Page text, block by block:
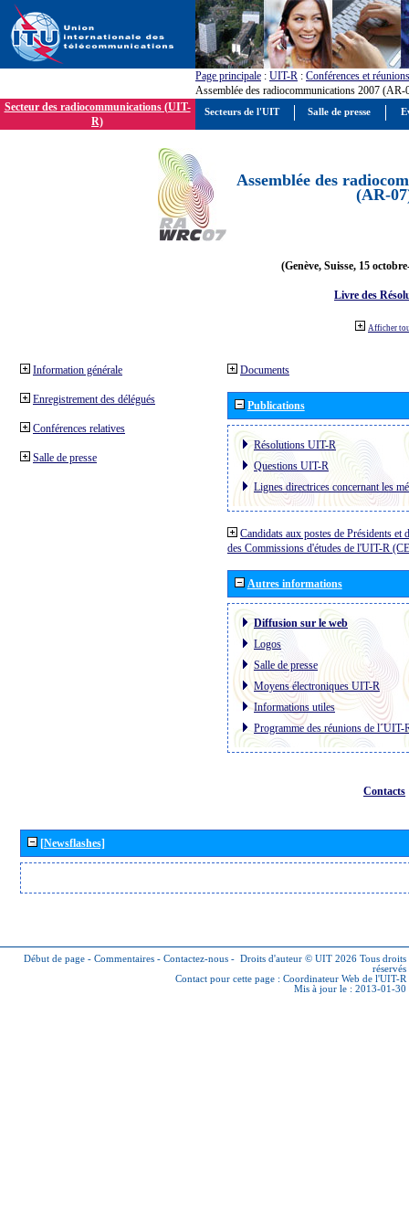
Page principale : UIT-R : Conférences et réunions
Assemblée des radiocommunications 2007 (AR-
Secteur des radiocommunications (UIT-
R)
Assemblée des
(AR-
(Genève, Suisse, 15
Livre des
Afficher
Information générale
Enregistrement des délégués
Conférences relatives
Salle de presse
Documents
Publications
Résolutions UIT-R
Questions UIT-R
Lignes directrices concernant les
Candidats aux postes de Présidents et
des Commissions d'études de l'UIT-R
Autres informations
Diffusion sur le web
Logos
Salle de presse
Moyens électroniques UIT-R
Informations utiles
Programme des réunions de l´UIT-
Contacts
[Newsflashes]
Début de page - Commentaires - Contactez-nous - Droits d'auteur © UIT 2026 Tous droits
réservés
Contact pour cette page : Coordinateur Web de l'UIT-R
Mis à jour le : 2013-01-30
Secteurs de l'UIT Salle de presse